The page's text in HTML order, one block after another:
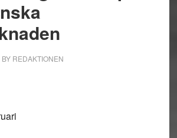
BY REDAKTIONEN